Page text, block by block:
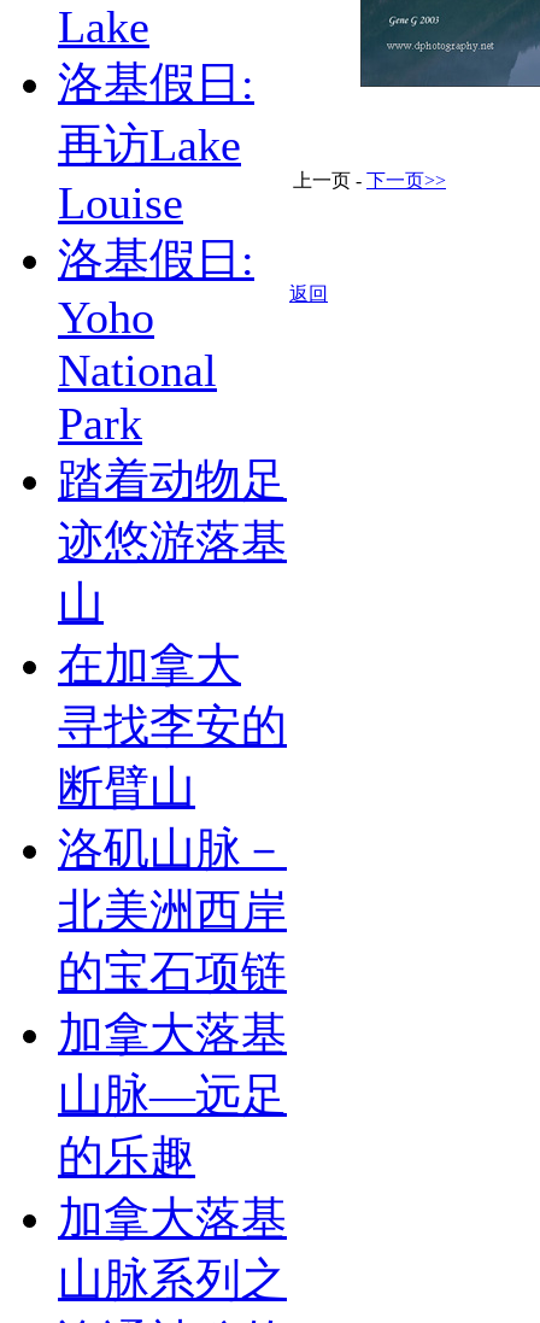
Lake
洛基假日:
再访Lake
Louise
洛基假日:
Yoho
National
Park
踏着动物足
迹悠游落基
山
在加拿大
寻找李安的
断臂山
洛矶山脉－
北美洲西岸
的宝石项链
加拿大落基
山脉—远足
的乐趣
加拿大落基
山脉系列之
上一页 - 下一页>>
返回